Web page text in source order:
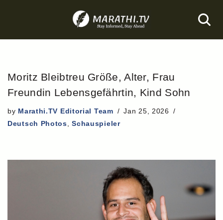
to
Moritz Bleibtreu Größe, Alter, Frau
Freundin Lebensgefährtin, Kind Sohn
by Marathi.TV Editorial Team
Jan 25, 2026
Deutsch Photos ,Schauspieler